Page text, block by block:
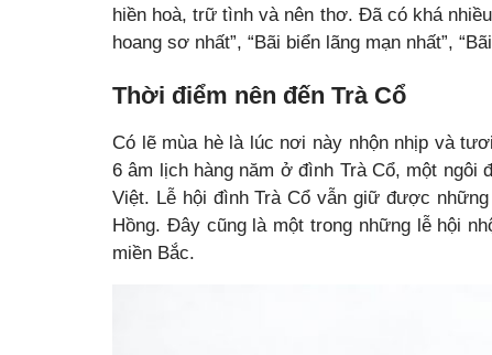
hiền hoà, trữ tình và nên thơ. Đã có khá
hoang sơ nhất”, “Bãi biển lãng mạn nhất”,
Thời điểm nên đến Trà Cổ
Có lẽ mùa hè là lúc nơi này nhộn nhịp và
6 âm lịch hàng năm ở đình Trà Cổ, một ngôi
Việt. Lễ hội đình Trà Cổ vẫn giữ được
Hồng. Đây cũng là một trong những lễ hội
miền Bắc.